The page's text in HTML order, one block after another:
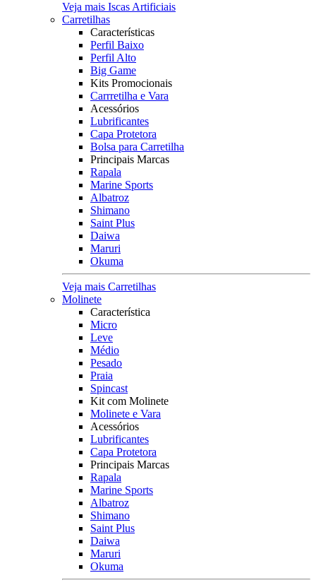
Veja mais Iscas Artificiais
Carretilhas
Características
Perfil Baixo
Perfil Alto
Big Game
Kits Promocionais
Carrretilha e Vara
Acessórios
Lubrificantes
Capa Protetora
Bolsa para Carretilha
Principais Marcas
Rapala
Marine Sports
Albatroz
Shimano
Saint Plus
Daiwa
Maruri
Okuma
Veja mais Carretilhas
Molinete
Característica
Micro
Leve
Médio
Pesado
Praia
Spincast
Kit com Molinete
Molinete e Vara
Acessórios
Lubrificantes
Capa Protetora
Principais Marcas
Rapala
Marine Sports
Albatroz
Shimano
Saint Plus
Daiwa
Maruri
Okuma